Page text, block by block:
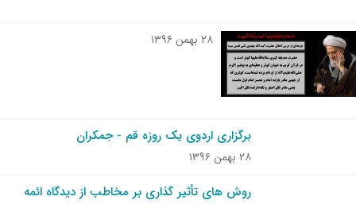
۲۸ بهمن ۱۳۹۶
برگزاری اردوی یک روزه قم - جمکران
۲۸ بهمن ۱۳۹۶
روش های تأثیر گذاری بر مخاطب از دیدگاه ائمه